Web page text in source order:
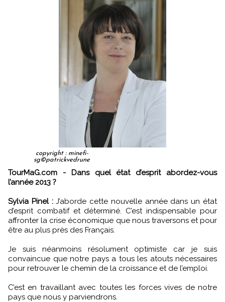
copyright : minefi-
sg©patrickvedrune
TourMaG.com - Dans quel état d’esprit abordez-vous
l’année 2013 ?
Sylvia Pinel :J’aborde cette nouvelle année dans un état
d’esprit combatif et déterminé. C’est indispensable pour
affronter la crise économique que nous traversons et pour
être au plus près des Français.
Je suis néanmoins résolument optimiste car je suis
convaincue que notre pays a tous les atouts nécessaires
pour retrouver le chemin de la croissance et de l’emploi.
C’est en travaillant avec toutes les forces vives de notre
pays que nous y parviendrons.